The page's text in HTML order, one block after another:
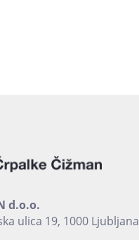
d.o.o.
ulica 19, 1000 Ljubljana